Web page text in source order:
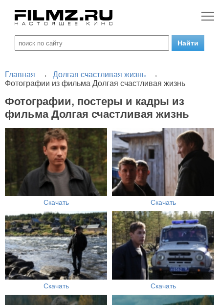
Главная → Долгая счастливая жизнь
→
Фотографии из фильма Долгая счастливая жизнь
Фотографии, постеры и кадры из
фильма Долгая счастливая жизнь
Скачать Скачать
Скачать Скачать